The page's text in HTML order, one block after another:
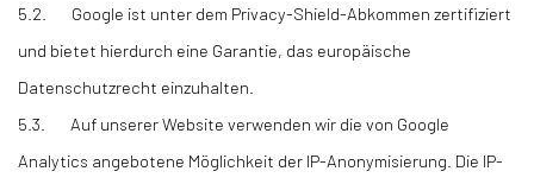
5.2. Google ist unter dem Privacy-Shield-Abkommen zertifiziert
und bietet hierdurch eine Garantie, das europäische
Datenschutzrecht einzuhalten.
5.3. Auf unserer Website verwenden wir die von Google
Analytics angebotene Möglichkeit der IP-Anonymisierung. Die IP-